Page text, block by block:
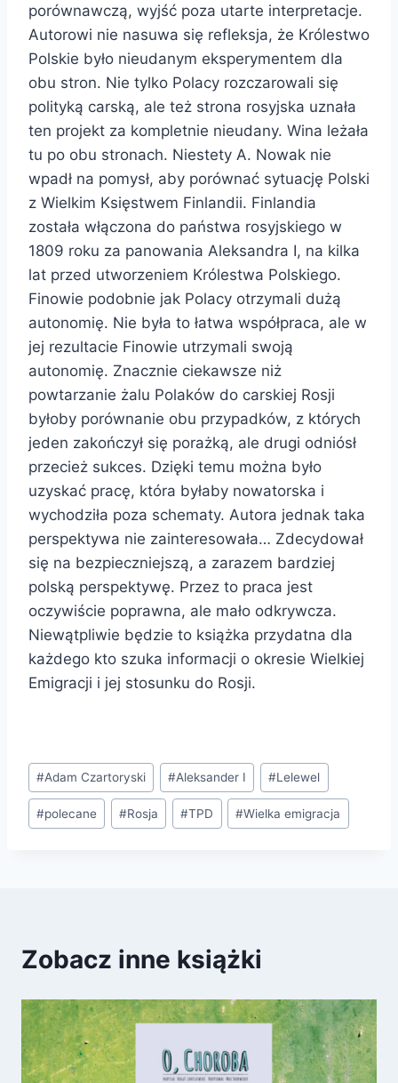
porównawczą, wyjść poza utarte interpretacje.
Autorowi nie nasuwa się refleksja, że Królestwo
Polskie było nieudanym eksperymentem dla
obu stron. Nie tylko Polacy rozczarowali się
polityką carską, ale też strona rosyjska uznała
ten projekt za kompletnie nieudany. Wina leżała
tu po obu stronach. Niestety A. Nowak nie
wpadł na pomysł, aby porównać sytuację Polski
z Wielkim Księstwem Finlandii. Finlandia
została włączona do państwa rosyjskiego w
1809 roku za panowania Aleksandra I, na kilka
lat przed utworzeniem Królestwa Polskiego.
Finowie podobnie jak Polacy otrzymali dużą
autonomię. Nie była to łatwa współpraca, ale w
jej rezultacie Finowie utrzymali swoją
autonomię. Znacznie ciekawsze niż
powtarzanie żalu Polaków do carskiej Rosji
byłoby porównanie obu przypadków, z których
jeden zakończył się porażką, ale drugi odniósł
przecież sukces. Dzięki temu można było
uzyskać pracę, która byłaby nowatorska i
wychodziła poza schematy. Autora jednak taka
perspektywa nie zainteresowała… Zdecydował
się na bezpieczniejszą, a zarazem bardziej
polską perspektywę. Przez to praca jest
oczywiście poprawna, ale mało odkrywcza.
Niewątpliwie będzie to książka przydatna dla
każdego kto szuka informacji o okresie Wielkiej
Emigracji i jej stosunku do Rosji.
Tagi
wpisu:
#Adam Czartoryski #Aleksander I #Lelewel
#polecane #Rosja #TPD #Wielka emigracja
Zobacz inne książki